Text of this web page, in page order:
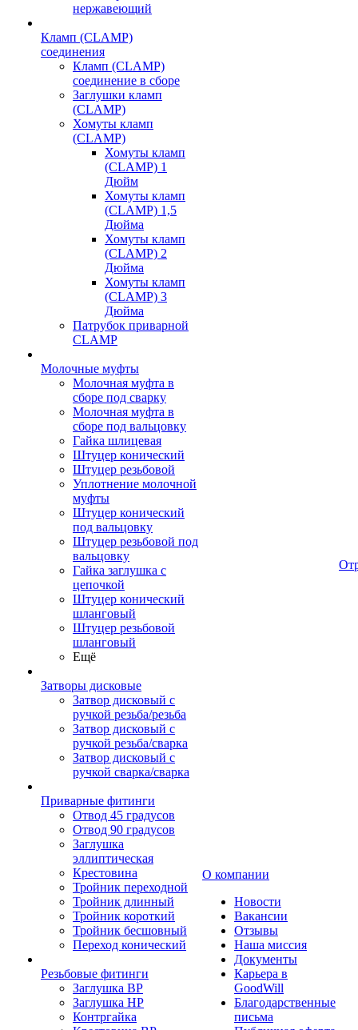
нержавеющий
Кламп (CLAMP)
соединения
Кламп (CLAMP)
соединение в сборе
Заглушки кламп
(CLAMP)
Хомуты кламп
(CLAMP)
Хомуты кламп
(CLAMP) 1
Дюйм
Хомуты кламп
(CLAMP) 1,5
Дюйма
Хомуты кламп
(CLAMP) 2
Дюйма
Хомуты кламп
(CLAMP) 3
Дюйма
Патрубок приварной
CLAMP
Молочные муфты
Молочная муфта в
сборе под сварку
Молочная муфта в
сборе под вальцовку
Гайка шлицевая
Штуцер конический
Штуцер резьбовой
Уплотнение молочной
муфты
Штуцер конический
под вальцовку
Штуцер резьбовой под
вальцовку
Гайка заглушка с
цепочкой
Штуцер конический
шланговый
Штуцер резьбовой
шланговый
Ещё
Затворы дисковые
Затвор дисковый с
ручкой резьба/резьба
Затвор дисковый с
ручкой резьба/сварка
Затвор дисковый с
ручкой сварка/сварка
Приварные фитинги
Отвод 45 градусов
Отвод 90 градусов
Заглушка
эллиптическая
Крестовина
Тройник переходной
Тройник длинный
Тройник короткий
Тройник бесшовный
Переход конический
Резьбовые фитинги
Заглушка ВР
Заглушка НР
Контргайка
О компании
Новости
Вакансии
Отзывы
Наша миссия
Документы
Карьера в
GoodWill
Благодарственные
письма